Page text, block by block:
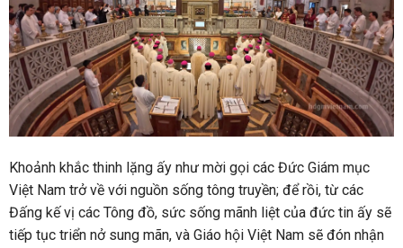
Khoảnh khắc thinh lặng ấy như mời gọi các Đức Giám mục
Việt Nam trở về với nguồn sống tông truyền; để rồi, từ các
Đấng kế vị các Tông đồ, sức sống mãnh liệt của đức tin ấy sẽ
tiếp tục triển nở sung mãn, và Giáo hội Việt Nam sẽ đón nhận